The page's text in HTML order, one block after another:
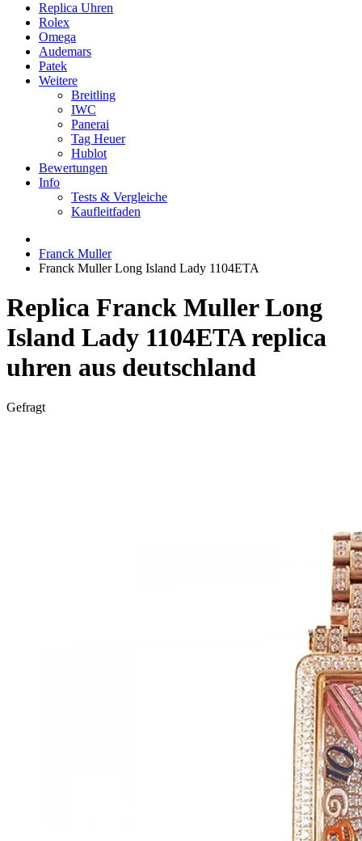
Replica Uhren
Rolex
Omega
Audemars
Patek
Weitere
Breitling
IWC
Panerai
Tag Heuer
Hublot
Bewertungen
Info
Tests & Vergleiche
Kaufleitfaden
Franck Muller
Franck Muller Long Island Lady 1104ETA
Replica Franck Muller Long
Island Lady 1104ETA replica
uhren aus deutschland
Gefragt